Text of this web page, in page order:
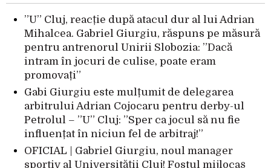
”U” Cluj, reacție după atacul dur al lui Adrian
Mihalcea. Gabriel Giurgiu, răspuns pe măsură
pentru antrenorul Unirii Slobozia: ”Dacă
intram în jocuri de culise, poate eram
promovați”
Gabi Giurgiu este mulțumit de delegarea
arbitrului Adrian Cojocaru pentru derby-ul
Petrolul – ”U” Cluj: ”Sper ca jocul să nu fie
influențat în niciun fel de arbitraj!”
OFICIAL | Gabriel Giurgiu, noul manager
sportiv al Universității Cluj! Fostul mijlocaș